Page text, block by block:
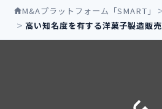
M&Aプラットフォーム「SMART」
高い知名度を有する洋菓子製造販売